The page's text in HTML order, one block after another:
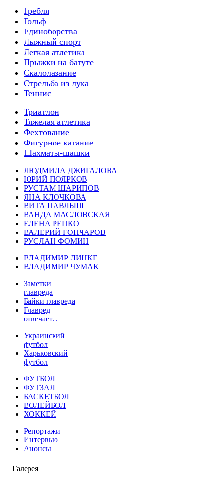
Гребля
Гольф
Единоборства
Лыжный спорт
Легкая атлетика
Прыжки на батуте
Скалолазание
Стрельба из лука
Теннис
Триатлон
Тяжелая атлетика
Фехтование
Фигурное катание
Шахматы-шашки
ЛЮДМИЛА ДЖИГАЛОВА
ЮРИЙ ПОЯРКОВ
РУСТАМ ШАРИПОВ
ЯНА КЛОЧКОВА
ВИТА ПАВЛЫШ
ВАНДА МАСЛОВСКАЯ
ЕЛЕНА РЕПКО
ВАЛЕРИЙ ГОНЧАРОВ
РУСЛАН ФОМИН
ВЛАДИМИР ЛИНКЕ
ВЛАДИМИР ЧУМАК
Заметки
главреда
Байки главреда
Главред
отвечает...
Украинский
футбол
Харьковский
футбол
ФУТБОЛ
ФУТЗАЛ
БАСКЕТБОЛ
ВОЛЕЙБОЛ
ХОККЕЙ
Репортажи
Интервью
Анонсы
Галерея